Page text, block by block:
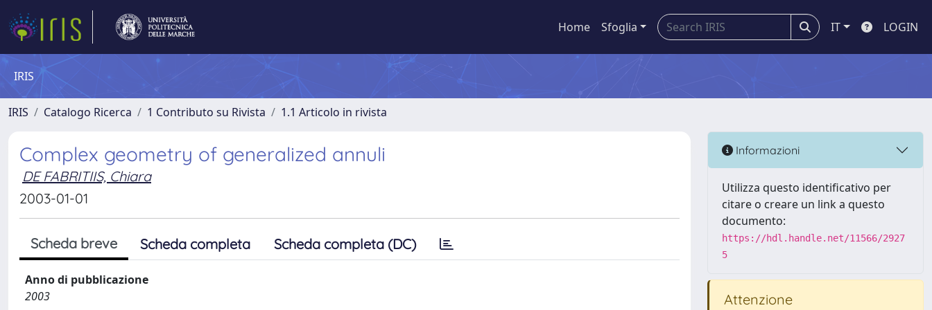
Home Sfoglia IT LOGIN
IRIS
IRIS Catalogo Ricerca 1 Contributo su Rivista 1.1 Articolo in rivista
Complex geometry of generalized annuli
DE FABRITIIS, Chiara
2003-01-01
Scheda breve Scheda completa Scheda completa (DC)
Anno di pubblicazione
2003
Informazioni
Utilizza questo identificativo per
citare o creare un link a questo
documento:
https://hdl.handle.net/11566/2927
5
Attenzione